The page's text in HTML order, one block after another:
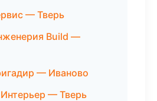
— Тверь
Build —
— Иваново
— Тверь